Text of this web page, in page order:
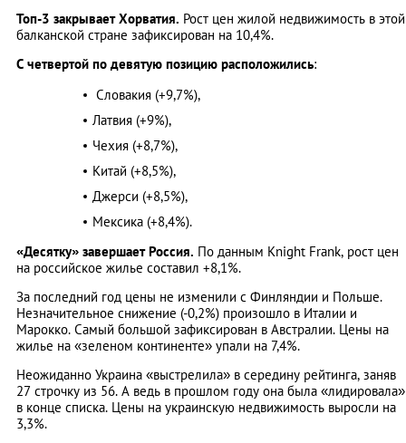
Топ-3 закрывает Хорватия. Рост цен жилой недвижимость в этой
балканской стране зафиксирован на 10,4%.
С четвертой по девятую позицию расположились:
Словакия (+9,7%),
Латвия (+9%),
Чехия (+8,7%),
Китай (+8,5%),
Джерси (+8,5%),
Мексика (+8,4%).
«Десятку» завершает Россия. По данным Knight Frank, рост цен
на российское жилье составил +8,1%.
За последний год цены не изменили с Финляндии и Польше.
Незначительное снижение (-0,2%) произошло в Италии и
Марокко. Самый большой зафиксирован в Австралии. Цены на
жилье на «зеленом континенте» упали на 7,4%.
Неожиданно Украина «выстрелила» в середину рейтинга, заняв
27 строчку из 56. А ведь в прошлом году она была «лидировала»
в конце списка. Цены на украинскую недвижимость выросли на
3,3%.